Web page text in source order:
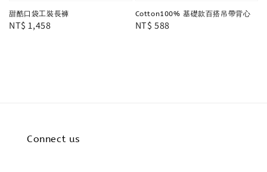
甜酷口袋工裝長褲
Regular
NT$ 1,458
Cotton100% 基礎款百搭吊帶背心
Regular
NT$ 588
Connect us